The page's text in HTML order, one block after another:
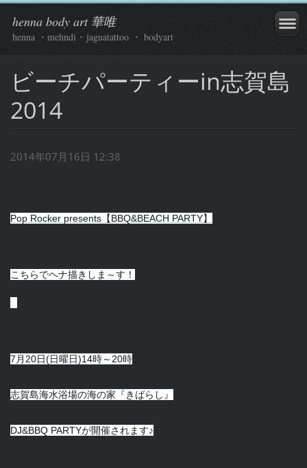
henna body art 華唯
henna ・mehndi ･ jaguatattoo ・ bodyart
ビーチパーティーin志賀島
2014
2014年07月16日 12:38
Pop Rocker presents【BBQ&BEACH PARTY】
こちらでヘナ描きしま～す！
7月20日(日曜日)14時～20時
志賀島海水浴場の海の家『きばらし』
DJ&BBQ PARTYが開催されます♪